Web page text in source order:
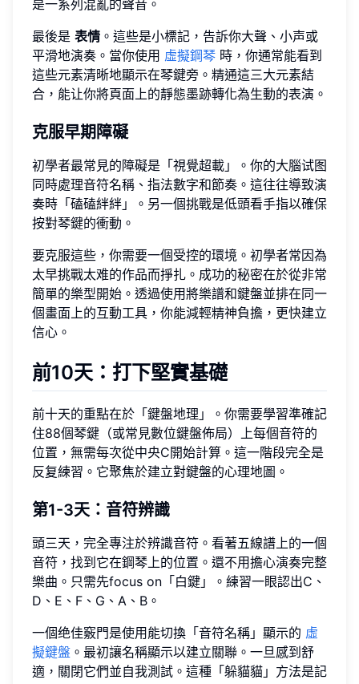
是一系列混亂的聲音。
最後是 表情 。這些是小標記，告訴你大聲、小声或
平滑地演奏。當你使用 虛擬鋼琴 時，你通常能看到
這些元素清晰地顯示在琴鍵旁。精通這三大元素結
合，能让你將頁面上的靜態墨跡轉化為生動的表演。
克服早期障礙
初學者最常見的障礙是「視覺超載」。你的大腦试图
同時處理音符名稱、指法數字和節奏。這往往導致演
奏時「磕磕絆絆」。另一個挑戰是低頭看手指以確保
按對琴鍵的衝動。
要克服這些，你需要一個受控的環境。初學者常因為
太早挑戰太难的作品而掙扎。成功的秘密在於從非常
簡單的樂型開始。透過使用將樂譜和鍵盤並排在同一
個畫面上的互動工具，你能減輕精神負擔，更快建立
信心。
前10天：打下堅實基礎
前十天的重點在於「鍵盤地理」。你需要學習準確記
住88個琴鍵（或常見數位鍵盤佈局）上每個音符的
位置，無需每次從中央C開始計算。這一階段完全是
反复練習。它聚焦於建立對鍵盤的心理地圖。
第1-3天：音符辨識
頭三天，完全專注於辨識音符。看著五線譜上的一個
音符，找到它在鋼琴上的位置。還不用擔心演奏完整
樂曲。只需先focus on「白鍵」。練習一眼認出C、
D、E、F、G、A、B。
一個绝佳竅門是使用能切換「音符名稱」顯示的 虛
擬鍵盤 。最初讓名稱顯示以建立關聯。一旦感到舒
適，關閉它們並自我測試。這種「躲貓貓」方法是記